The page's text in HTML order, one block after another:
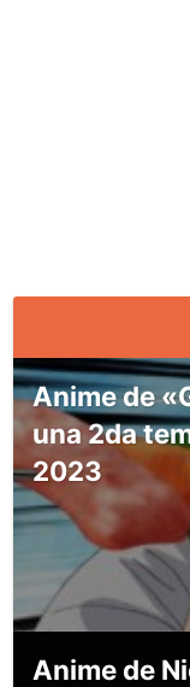
Anime de
una 2da
2023
Anime de